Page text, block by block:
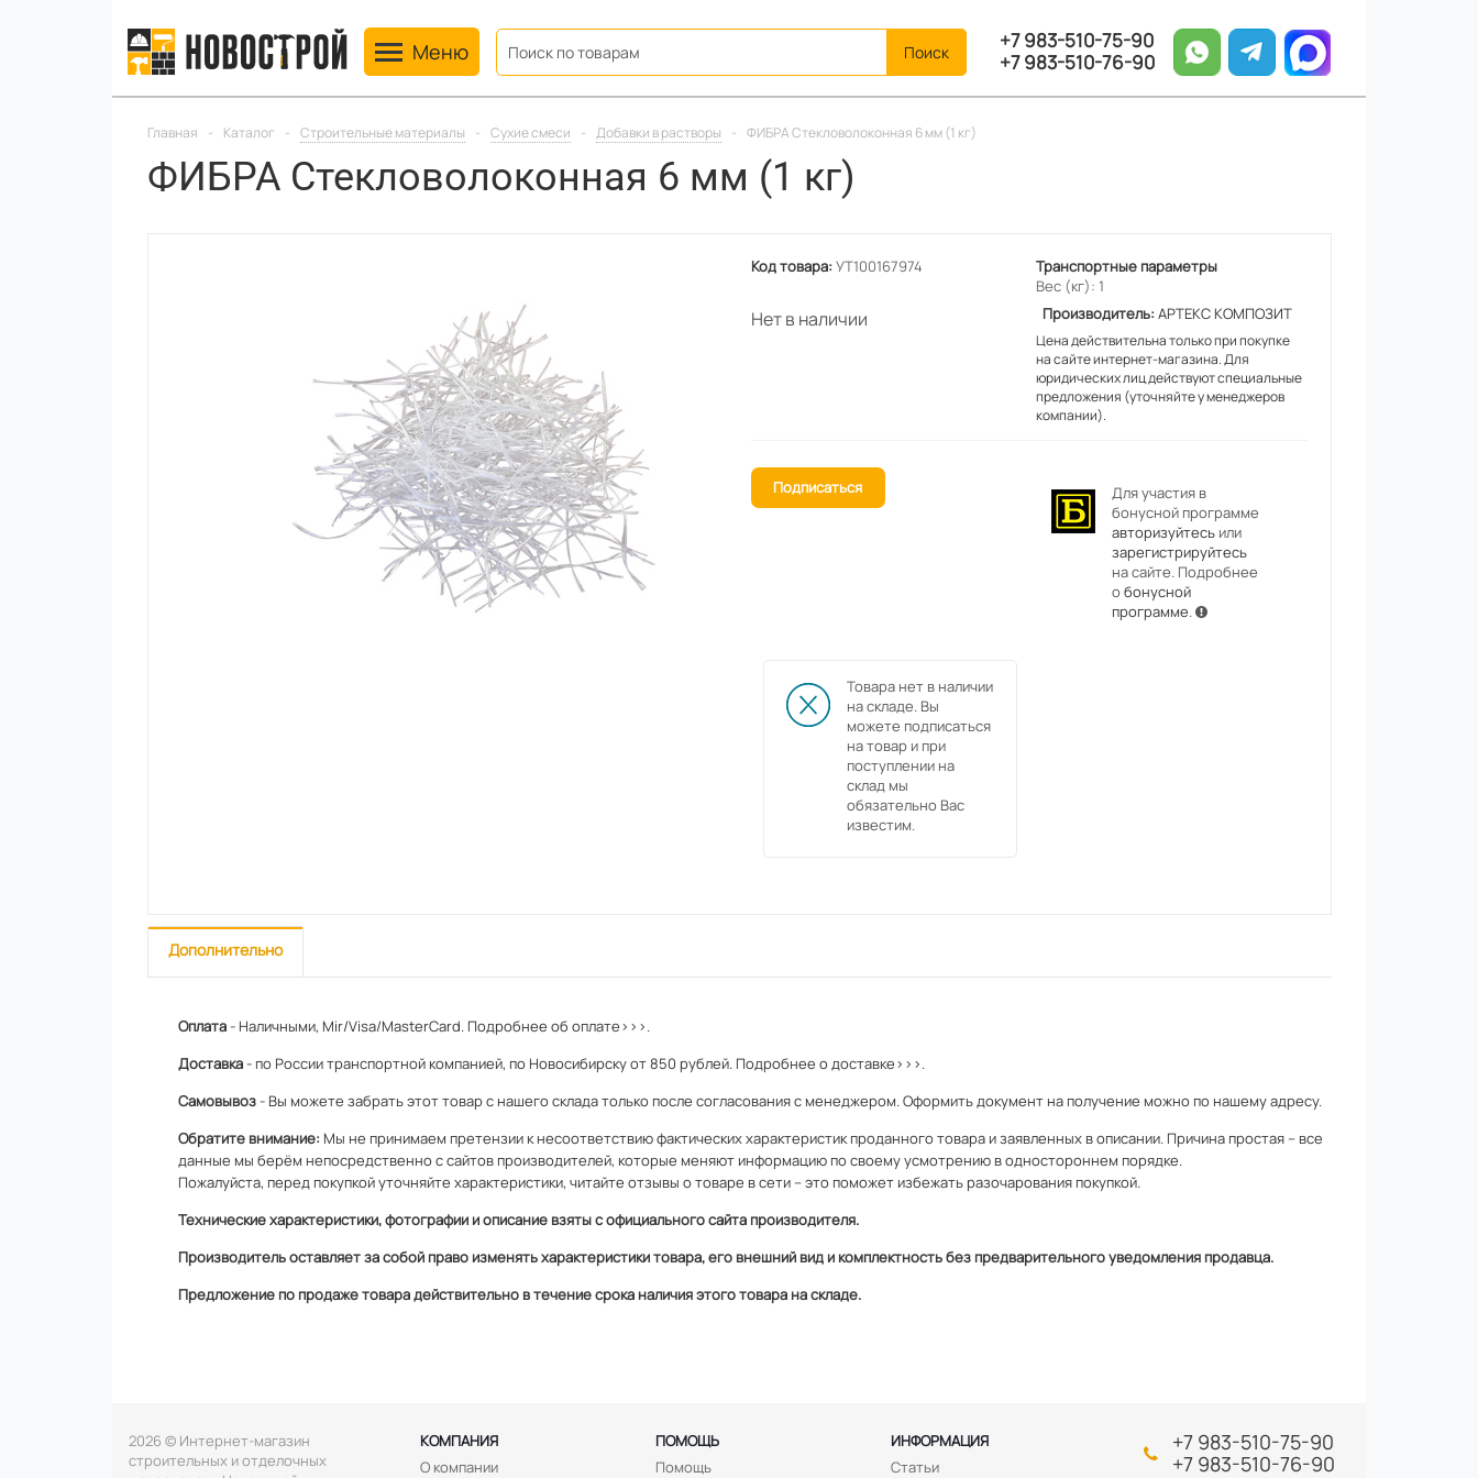
Toggle navigation
Меню
+7 983-510-75-90
+7 983-510-76-90
Главная - Каталог - Строительные материалы - Сухие смеси - Добавки в растворы - ФИБРА Стекловолоконная 6 мм (1 кг)
ФИБРА Стекловолоконная 6 мм (1 кг)
Код товара: УТ100167974
Нет в наличии
Транспортные параметры
Вес (кг): 1
Производитель: АРТЕКС КОМПОЗИТ
Цена действительна только при покупке
на сайте интернет-магазина. Для
юридических лиц действуют специальные
предложения (уточняйте у менеджеров
компании).
Подписаться
Для участия в
бонусной программе
авторизуйтесьили
зарегистрируйтесь
на сайте. Подробнее
обонусной
программе.
Товара нет в наличии
на складе. Вы
можете подписаться
на товар и при
поступлении на
склад мы
обязательно Вас
известим.
Дополнительно
Оплата- Наличными, Mir/Visa/MasterCard. Подробнее об оплате>>>.
Доставка- по России транспортной компанией, по Новосибирску от 850 рублей. Подробнее о доставке>>>.
Самовывоз- Вы можете забрать этот товар с нашего склада только после согласования с менеджером. Оформить документ на получение можно по нашему адресу.
Обратите внимание: Мы не принимаем претензии к несоответствию фактических характеристик проданного товара и заявленных в описании. Причина простая – все
данные мы берём непосредственно с сайтов производителей, которые меняют информацию по своему усмотрению в одностороннем порядке.
Пожалуйста, перед покупкой уточняйте характеристики, читайте отзывы о товаре в сети – это поможет избежать разочарования покупкой.
Технические характеристики, фотографии и описание взяты с официального сайта производителя.
Производитель оставляет за собой право изменять характеристики товара, его внешний вид и комплектность без предварительного уведомления продавца.
Предложение по продаже товара действительно в течение срока наличия этого товара на складе.
2026 © Интернет-магазин
строительных и отделочных
КОМПАНИЯ ПОМОЩЬ
ИНФОРМАЦИЯ
О компании
Помощь Статьи
+7 983-510-75-90
+7 983-510-76-90